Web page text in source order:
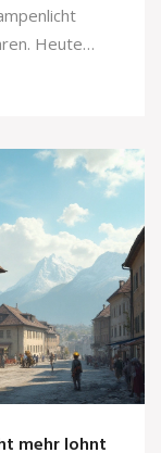
Heute
es
und
mehr lohnt